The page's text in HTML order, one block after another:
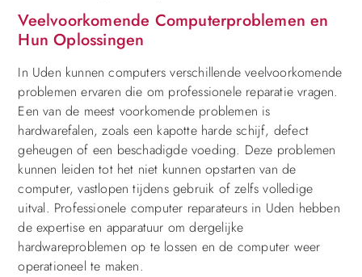
Veelvoorkomende Computerproblemen en
Hun Oplossingen
In Uden kunnen computers verschillende veelvoorkomende
problemen ervaren die om professionele reparatie vragen.
Een van de meest voorkomende problemen is
hardwarefalen, zoals een kapotte harde schijf, defect
geheugen of een beschadigde voeding. Deze problemen
kunnen leiden tot het niet kunnen opstarten van de
computer, vastlopen tijdens gebruik of zelfs volledige
uitval. Professionele computer reparateurs in Uden hebben
de expertise en apparatuur om dergelijke
hardwareproblemen op te lossen en de computer weer
operationeel te maken.